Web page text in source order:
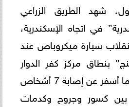
شهد الطريق الزراعي
في اتجاه الإسكندرية،
انقلاب سيارة ميكروباص عند
بنطاق مركز كفر الدوار
بمحافظة البحيرة، ما أسفر عن إصابة 7 أشخاص
بين كسور وجروح وكدمات